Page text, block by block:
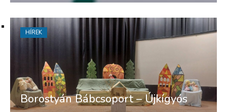
Borostyán Bábcsoport – Újkígyós
HÍREK